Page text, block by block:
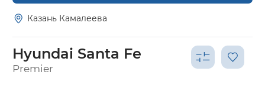
Казань Камалеева
Hyundai Santa Fe
Premier